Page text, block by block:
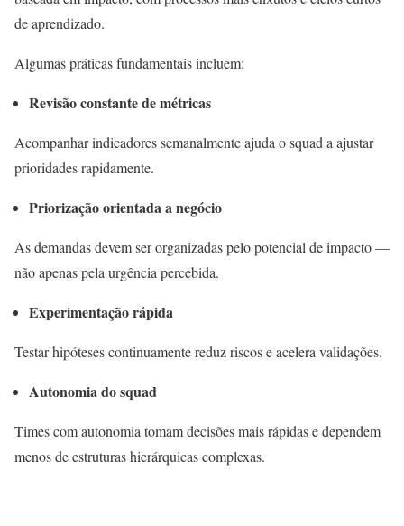
de aprendizado.
Algumas práticas fundamentais incluem:
Revisão constante de métricas
Acompanhar indicadores semanalmente ajuda o squad a ajustar
prioridades rapidamente.
Priorização orientada a negócio
As demandas devem ser organizadas pelo potencial de impacto —
não apenas pela urgência percebida.
Experimentação rápida
Testar hipóteses continuamente reduz riscos e acelera validações.
Autonomia do squad
Times com autonomia tomam decisões mais rápidas e dependem
menos de estruturas hierárquicas complexas.